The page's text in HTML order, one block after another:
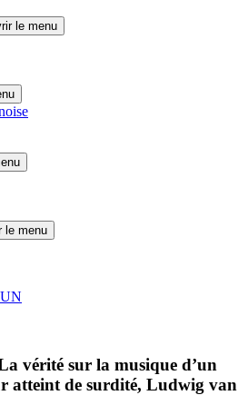
le menu
le menu
vérité sur la musique d’un
atteint de surdité, Ludwig van